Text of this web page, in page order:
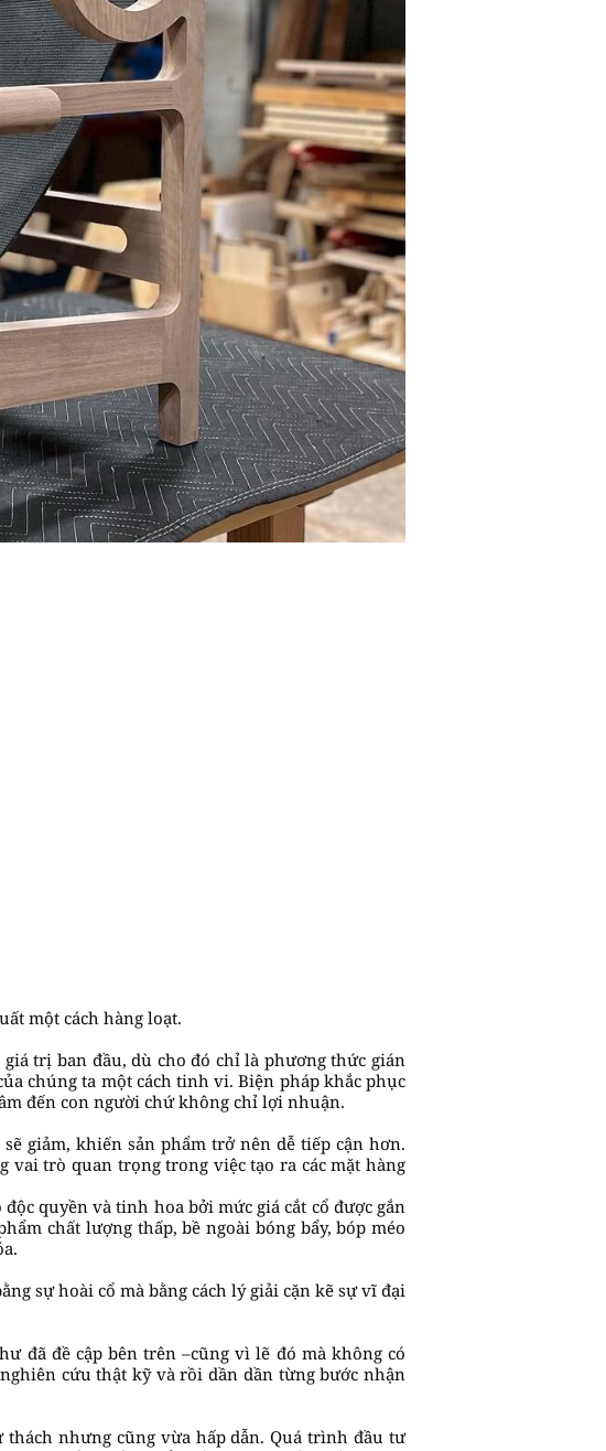
một cách hàng loạt.
trị ban đầu, dù cho đó chỉ là phương thức gián
chúng ta một cách tinh vi. Biện pháp khắc phục
đến con người chứ không chỉ lợi nhuận.
giảm, khiến sản phẩm trở nên dễ tiếp cận hơn.
vai trò quan trọng trong việc tạo ra các mặt hàng
quyền và tinh hoa bởi mức giá cắt cổ được gắn
chất lượng thấp, bề ngoài bóng bẩy, bóp méo
sự hoài cổ mà bằng cách lý giải cặn kẽ sự vĩ đại
đã đề cập bên trên –cũng vì lẽ đó mà không có
cứu thật kỹ và rồi dần dần từng bước nhận
nhưng cũng vừa hấp dẫn. Quá trình đầu tư